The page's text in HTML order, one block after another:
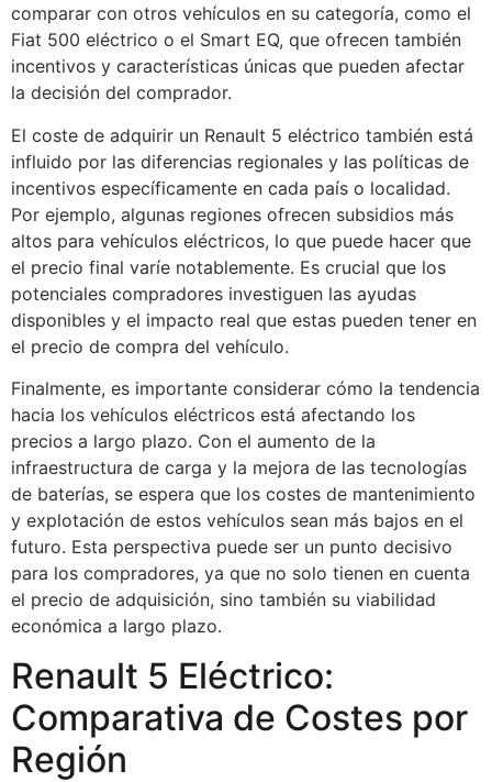
comparar con otros vehículos en su categoría, como el
Fiat 500 eléctrico o el Smart EQ, que ofrecen también
incentivos y características únicas que pueden afectar
la decisión del comprador.
El coste de adquirir un Renault 5 eléctrico también está
influido por las diferencias regionales y las políticas de
incentivos específicamente en cada país o localidad.
Por ejemplo, algunas regiones ofrecen subsidios más
altos para vehículos eléctricos, lo que puede hacer que
el precio final varíe notablemente. Es crucial que los
potenciales compradores investiguen las ayudas
disponibles y el impacto real que estas pueden tener en
el precio de compra del vehículo.
Finalmente, es importante considerar cómo la tendencia
hacia los vehículos eléctricos está afectando los
precios a largo plazo. Con el aumento de la
infraestructura de carga y la mejora de las tecnologías
de baterías, se espera que los costes de mantenimiento
y explotación de estos vehículos sean más bajos en el
futuro. Esta perspectiva puede ser un punto decisivo
para los compradores, ya que no solo tienen en cuenta
el precio de adquisición, sino también su viabilidad
económica a largo plazo.
Renault 5 Eléctrico:
Comparativa de Costes por
Región